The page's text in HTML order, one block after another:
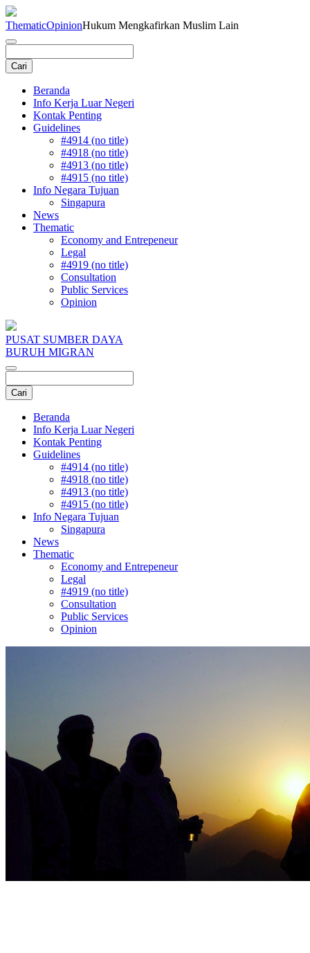
ThematicOpinionHukum Mengkafirkan Muslim Lain
Beranda
Info Kerja Luar Negeri
Kontak Penting
Guidelines
#4914 (no title)
#4918 (no title)
#4913 (no title)
#4915 (no title)
Info Negara Tujuan
Singapura
News
Thematic
Economy and Entrepeneur
Legal
#4919 (no title)
Consultation
Public Services
Opinion
PUSAT SUMBER DAYA
BURUH MIGRAN
Beranda
Info Kerja Luar Negeri
Kontak Penting
Guidelines
#4914 (no title)
#4918 (no title)
#4913 (no title)
#4915 (no title)
Info Negara Tujuan
Singapura
News
Thematic
Economy and Entrepeneur
Legal
#4919 (no title)
Consultation
Public Services
Opinion